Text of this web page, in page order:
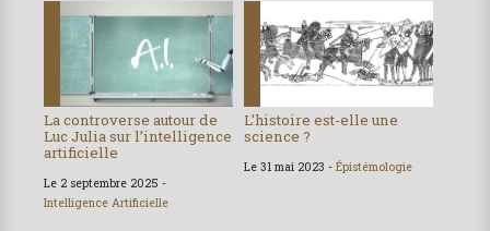
La controverse autour de
Luc Julia sur l’intelligence
artificielle
Le 2 septembre 2025 -
Intelligence Artificielle
L’histoire est-elle une
science ?
Le 31 mai 2023 - Épistémologie